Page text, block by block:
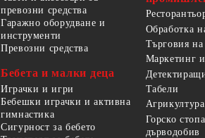
превозни средства
Гаражно оборудване и
инструменти
Превозни средства
Бебета и малки деца
Играчки и игри
Бебешки играчки и активна
гимнастика
Сигурност за бебето
Обработка
Търговия
Маркетинг
Табели
Агрикултура
Горско
дърводобив